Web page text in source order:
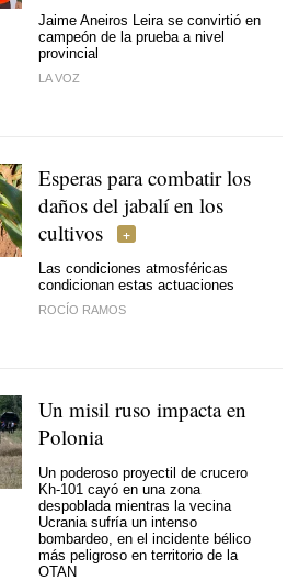
Jaime Aneiros Leira se convirtió en
campeón de la prueba a nivel
provincial
LA VOZ
Esperas para combatir los
daños del jabalí en los
cultivos
Las condiciones atmosféricas
condicionan estas actuaciones
ROCÍO RAMOS
Un misil ruso impacta en
Polonia
Un poderoso proyectil de crucero
Kh-101 cayó en una zona
despoblada mientras la vecina
Ucrania sufría un intenso
bombardeo, en el incidente bélico
más peligroso en territorio de la
OTAN